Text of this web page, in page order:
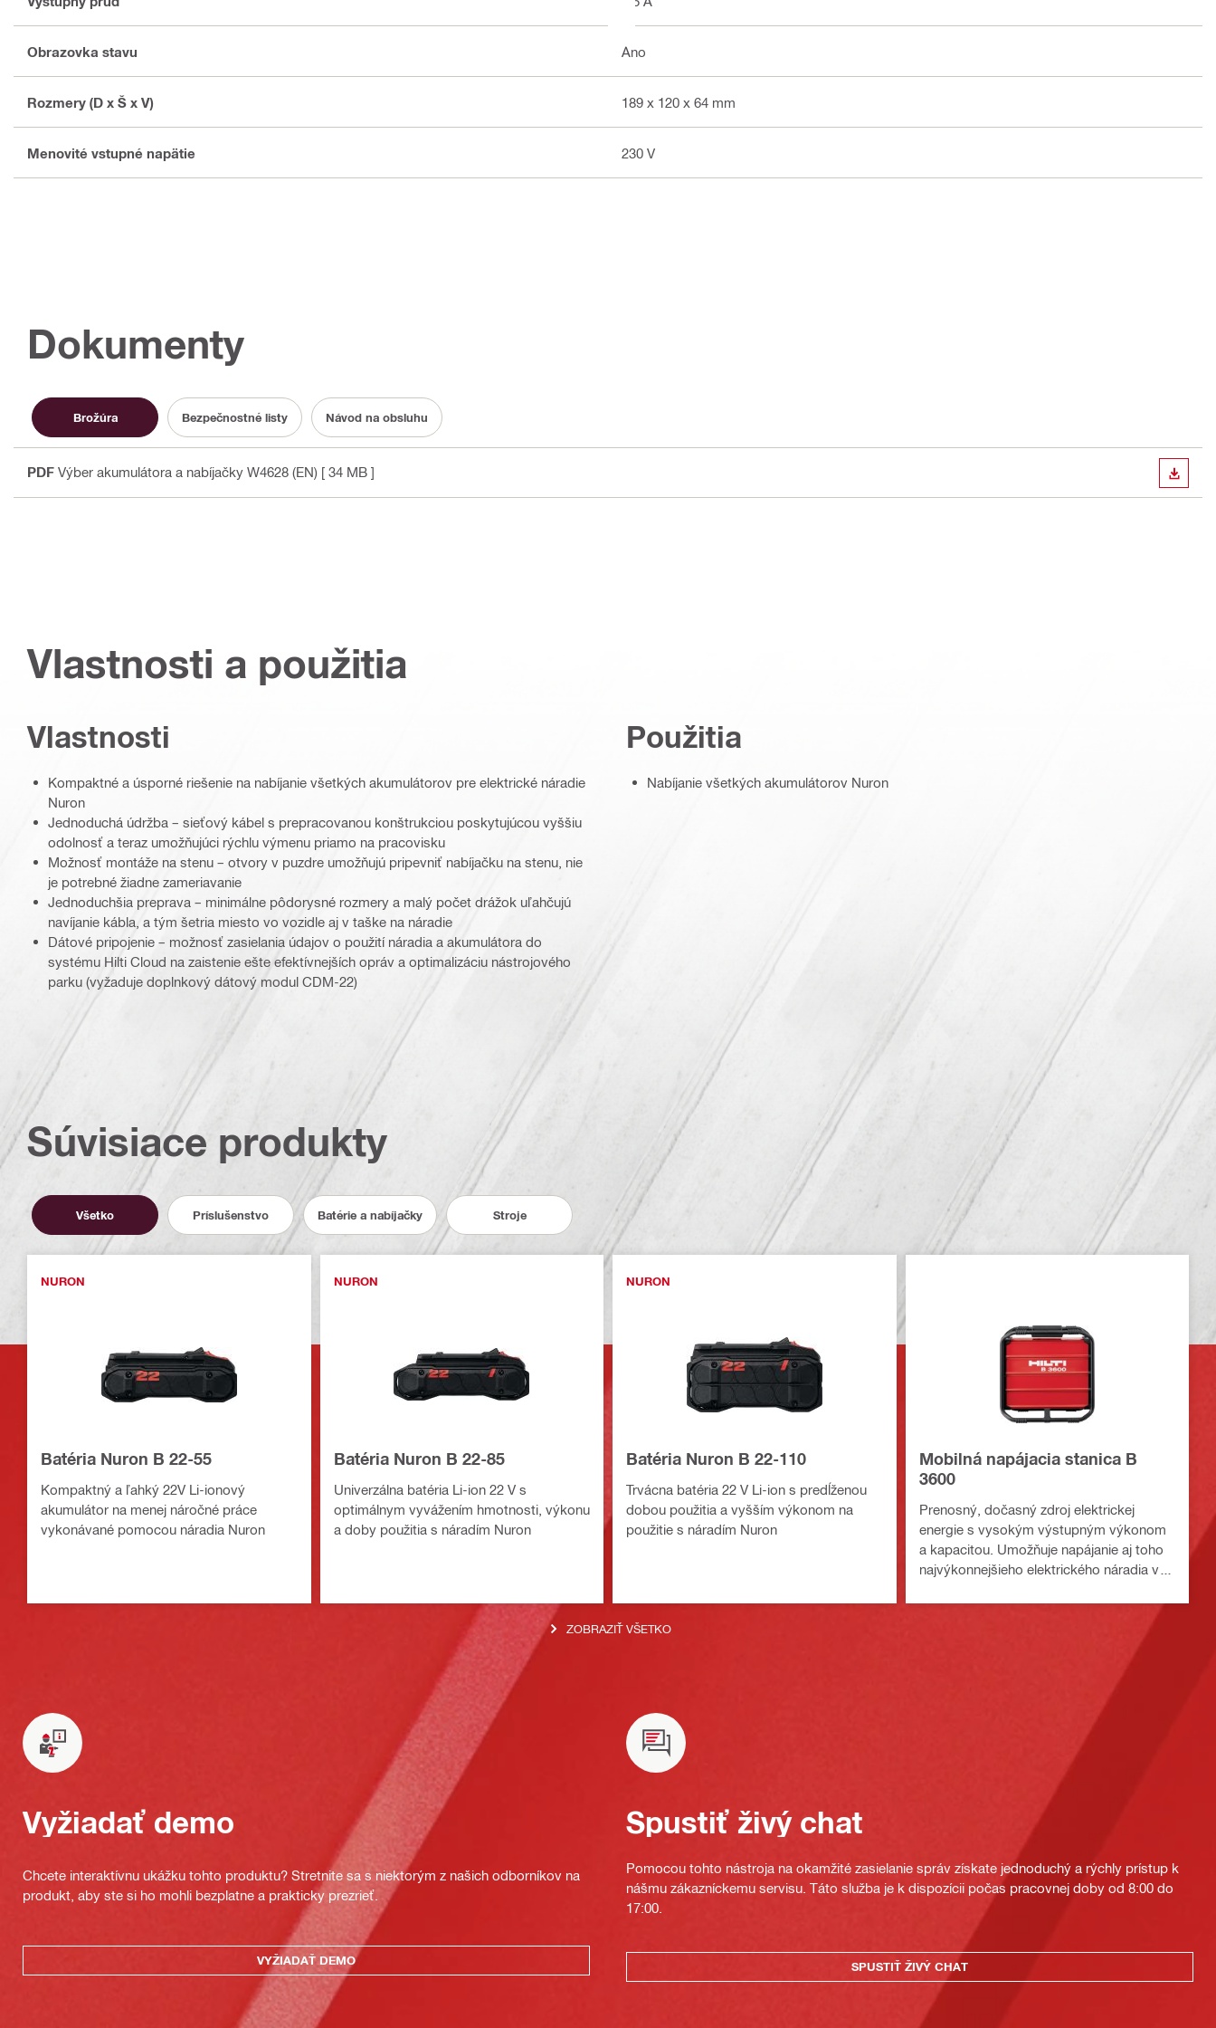
Obrazovka stavu Áno
Rozmery (D x Š x V) 189 x 120 x 64 mm
Menovité vstupné napätie 230 V
Dokumenty
Brožúra Bezpečnostné listy Návod na obsluhu
PDF Výber akumulátora a nabíjačky W4628 (EN) [ 34 MB ]
Vlastnosti a použitia
Vlastnosti
Kompaktné a úsporné riešenie na nabíjanie všetkých akumulátorov pre elektrické náradie
Nuron
Jednoduchá údržba – sieťový kábel s prepracovanou konštrukciou poskytujúcou vyššiu
odolnosť a teraz umožňujúci rýchlu výmenu priamo na pracovisku
Možnosť montáže na stenu – otvory v puzdre umožňujú pripevniť nabíjačku na stenu, nie
je potrebné žiadne zameriavanie
Jednoduchšia preprava – minimálne pôdorysné rozmery a malý počet drážok uľahčujú
navíjanie kábla, a tým šetria miesto vo vozidle aj v taške na náradie
Dátové pripojenie – možnosť zasielania údajov o použití náradia a akumulátora do
systému Hilti Cloud na zaistenie ešte efektívnejších opráv a optimalizáciu nástrojového
parku (vyžaduje doplnkový dátový modul CDM-22)
Použitia
Nabíjanie všetkých akumulátorov Nuron
Súvisiace produkty
Všetko Príslušenstvo Batérie a nabíjačky Stroje
NURON
Batéria Nuron B 22-55
Kompaktný a ľahký 22V Li-ionový
akumulátor na menej náročné práce
vykonávané pomocou náradia Nuron
NURON
Batéria Nuron B 22-85
Univerzálna batéria Li-ion 22 V s
optimálnym vyvážením hmotnosti, výkonu
a doby použitia s náradím Nuron
NURON
Batéria Nuron B 22-110
Trvácna batéria 22 V Li-ion s predĺženou
dobou použitia a vyšším výkonom na
použitie s náradím Nuron
Mobilná napájacia stanica B
3600
Prenosný, dočasný zdroj elektrickej
energie s vysokým výstupným výkonom
a kapacitou. Umožňuje napájanie aj toho
najvýkonnejšieho elektrického náradia v
ZOBRAZIŤ VŠETKO
Vyžiadať demo
Chcete interaktívnu ukážku tohto produktu? Stretnite sa s niektorým z našich odborníkov na
produkt, aby ste si ho mohli bezplatne a prakticky prezrieť.
VYŽIADAŤ DEMO
Spustiť živý chat
Pomocou tohto nástroja na okamžité zasielanie správ získate jednoduchý a rýchly prístup k
nášmu zákazníckemu servisu. Táto služba je k dispozícii počas pracovnej doby od 8:00 do
17:00.
SPUSTIŤ ŽIVÝ CHAT